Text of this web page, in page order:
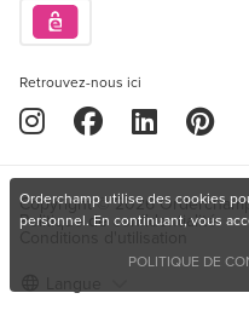
Retrouvez-nous ici
Copyright © 2026
Politique de confidentialité
Orderchamp utilise des cookies
personnel. En continuant, vous
POLITIQUE DE